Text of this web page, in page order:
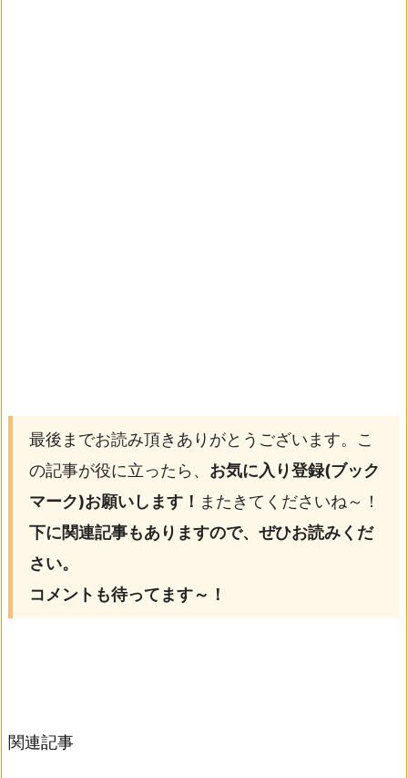
最後までお読み頂きありがとうございます。こ
の記事が役に立ったら、 お気に入り登録(ブック
マーク)お願いします！ またきてくださいね～！
下に関連記事もありますので、ぜひお読みくだ
さい。
コメントも待ってます～！
関連記事